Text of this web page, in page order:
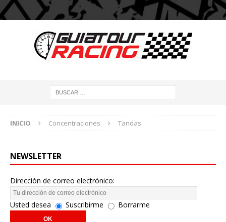
INICIO Concentraciones Tandas
NEWSLETTER
Dirección de correo electrónico:
Usted desea Suscribirme Borrarme